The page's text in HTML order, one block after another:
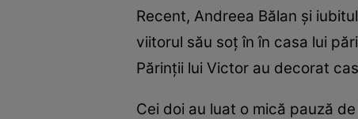
Recent, Andreea Bălan și
viitorul său soț în în casa lui
Părinții lui Victor au decorat
Cei doi au luat o mică pauză